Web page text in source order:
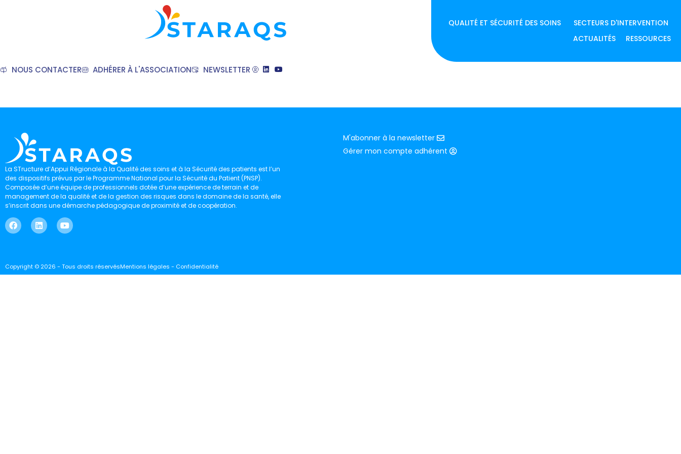
QUALITÉ ET SÉCURITÉ DES SOINS
SECTEURS D'INTERVENTION
ACTUALITÉS
RESSOURCES
NOUS CONTACTER ADHÉRER À L'ASSOCIATION NEWSLETTER
La STructure d’Appui Régionale à la Qualité des soins et à la Sécurité des patients est l’un
des dispositifs prévus par le Programme National pour la Sécurité du Patient (PNSP).
Composée d’une équipe de professionnels dotée d’une expérience de terrain et de
management de la qualité et de la gestion des risques dans le domaine de la santé, elle
s’inscrit dans une démarche pédagogique de proximité et de coopération.
M'abonner à la newsletter
Gérer mon compte adhérent
Copyright © 2026 - Tous droits réservésMentions légales - Confidentialité